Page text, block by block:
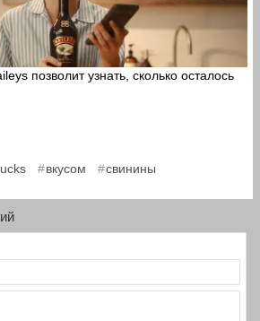
позволит узнать, сколько осталось
вкусом свинины